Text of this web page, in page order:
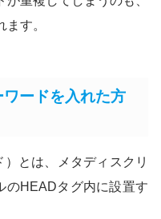
す。
ードを入れた方
とは、メタディスクリ
のHEADタグ内に設置す